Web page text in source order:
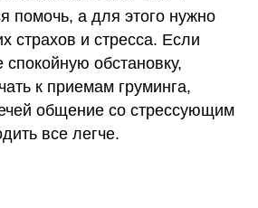
помочь, а для этого нужно
страхов и стресса. Если
спокойную обстановку,
к приемам груминга,
общение со стрессующим
все легче.